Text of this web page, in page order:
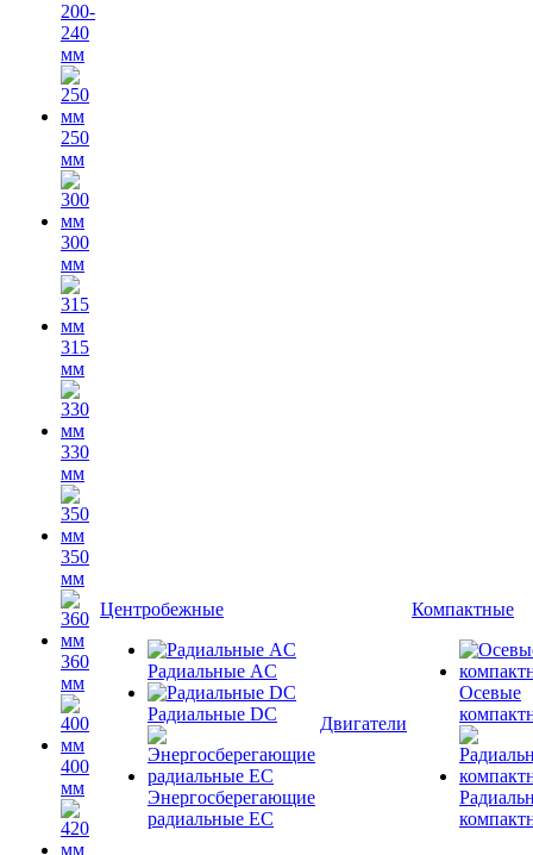
200-
240
мм
250
мм
300
мм
315
мм
330
мм
350
мм
360
мм
400
мм
Центробежные
Радиальные AC
Радиальные DC
Энергосберегающие
радиальные EC
Двигатели
Компактные
Осевые